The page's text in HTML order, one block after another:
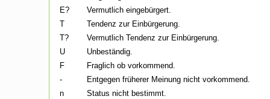
E?
Vermutlich eingebürgert.
T
Tendenz zur Einbürgerung.
T?
Vermutlich Tendenz zur Einbürgerung.
U
Unbeständig.
F
Fraglich ob vorkommend.
-
Entgegen früherer Meinung nicht vorkommend.
n
Status nicht bestimmt.